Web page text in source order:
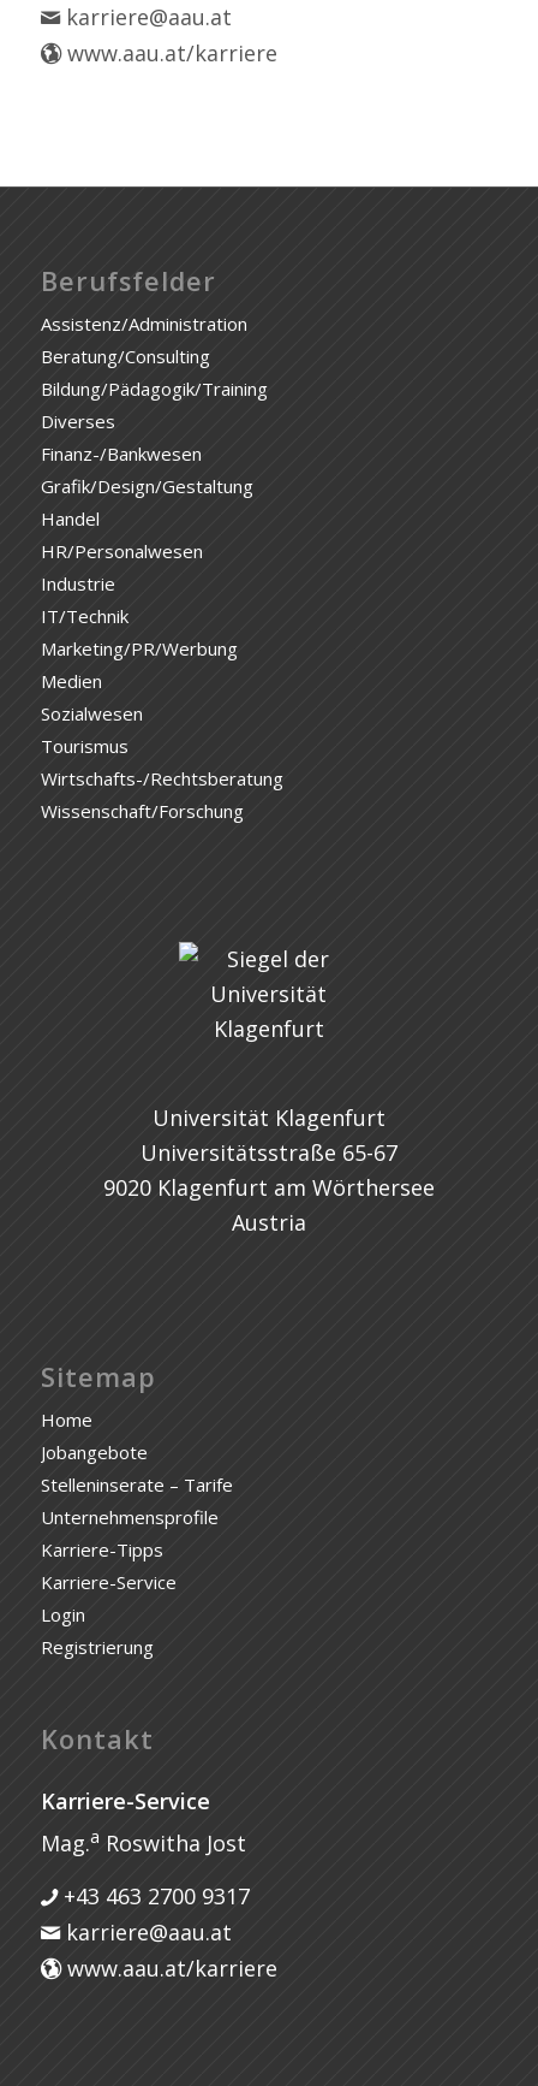
karriere@aau.at
www.aau.at/karriere
Berufsfelder
Assistenz/Administration
Beratung/Consulting
Bildung/Pädagogik/Training
Diverses
Finanz-/Bankwesen
Grafik/Design/Gestaltung
Handel
HR/Personalwesen
Industrie
IT/Technik
Marketing/PR/Werbung
Medien
Sozialwesen
Tourismus
Wirtschafts-/Rechtsberatung
Wissenschaft/Forschung
Universität Klagenfurt
Universitätsstraße 65-67
9020 Klagenfurt am Wörthersee
Austria
Sitemap
Home
Jobangebote
Stelleninserate – Tarife
Unternehmensprofile
Karriere-Tipps
Karriere-Service
Login
Registrierung
Kontakt
Karriere-Service
Mag.a Roswitha Jost
+43 463 2700 9317
karriere@aau.at
www.aau.at/karriere